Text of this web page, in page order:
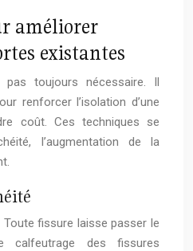
améliorer
existantes
pas toujours nécessaire. Il
renforcer l’isolation d’une
coût. Ces techniques se
l’augmentation de la
Toute fissure laisse passer le
des fissures